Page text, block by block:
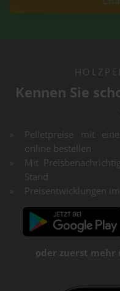
Kennen Sie
Pelletpreise mit
online bestellen
Mit
Stand
Preisentwicklungen
oder zuerst mehr